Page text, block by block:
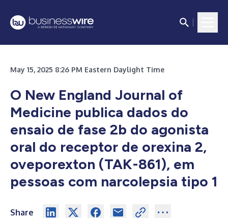
May 15, 2025 8:26 PM Eastern Daylight Time
O New England Journal of
Medicine publica dados do
ensaio de fase 2b do agonista
oral do receptor de orexina 2,
oveporexton (TAK-861), em
pessoas com narcolepsia tipo 1
Share